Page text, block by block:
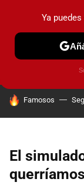
PRUEBAS
HOY SE HABLA
Famosos
El
Ya